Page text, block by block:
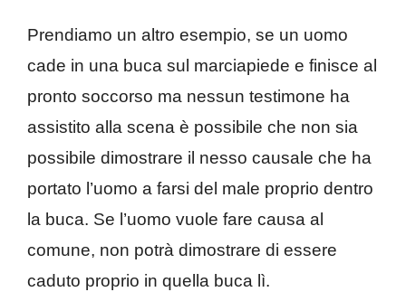
Prendiamo un altro esempio, se un uomo
cade in una buca sul marciapiede e finisce al
pronto soccorso ma nessun testimone ha
assistito alla scena è possibile che non sia
possibile dimostrare il nesso causale che ha
portato l’uomo a farsi del male proprio dentro
la buca. Se l’uomo vuole fare causa al
comune, non potrà dimostrare di essere
caduto proprio in quella buca lì.